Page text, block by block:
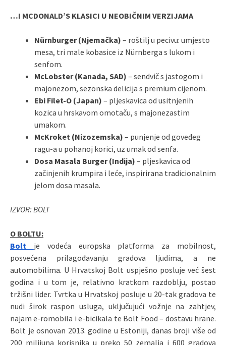
…I MCDONALD’S KLASICI U NEOBIČNIM VERZIJAMA
Nürnburger (Njemačka) – roštilj u pecivu: umjesto
mesa, tri male kobasice iz Nürnberga s lukom i
senfom.
McLobster (Kanada, SAD) – sendvič s jastogom i
majonezom, sezonska delicija s premium cijenom.
Ebi Filet-O (Japan) – pljeskavica od usitnjenih
kozica u hrskavom omotaču, s majonezastim
umakom.
McKroket (Nizozemska) – punjenje od goveđeg
ragu-a u pohanoj korici, uz umak od senfa.
Dosa Masala Burger (Indija) – pljeskavica od
začinjenih krumpira i leće, inspirirana tradicionalnim
jelom dosa masala.
IZVOR: BOLT
O BOLTU:
Bolt je vodeća europska platforma za mobilnost,
posvećena prilagođavanju gradova ljudima, a ne
automobilima. U Hrvatskoj Bolt uspješno posluje već šest
godina i u tom je, relativno kratkom razdoblju, postao
tržišni lider. Tvrtka u Hrvatskoj posluje u 20-tak gradova te
nudi širok raspon usluga, uključujući vožnje na zahtjev,
najam e-romobila i e-bicikala te Bolt Food – dostavu hrane.
Bolt je osnovan 2013. godine u Estoniji, danas broji više od
200 milijuna korisnika u preko 50 zemalja i 600 gradova